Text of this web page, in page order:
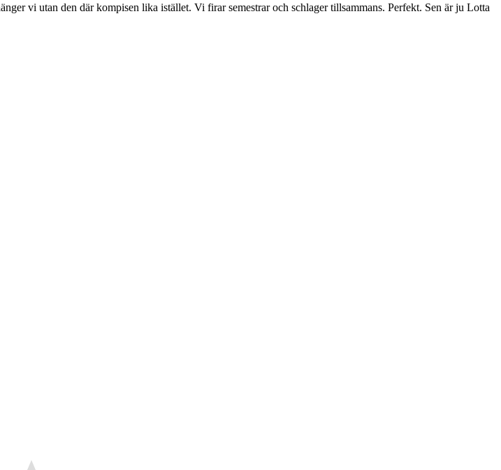
vi utan den där kompisen lika istället. Vi firar semestrar och schlager tillsammans. Perfekt. Sen är ju Lotta